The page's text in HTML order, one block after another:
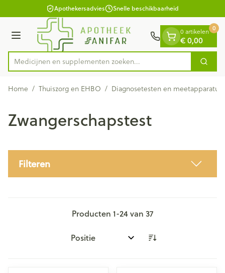
Ga naar de inhoudApothekersadvies Snelle beschikbaarheid
Menu
Product, merk, categorie...
Medicijnen en supplementen zoeken... Zoek
0 artikelen
€ 0,00
0
Home / Thuiszorg en EHBO / Diagnosetesten en meetapparatuur
Zwangerschapstest
Filteren
Producten 1-24van 37
Sorteer op: